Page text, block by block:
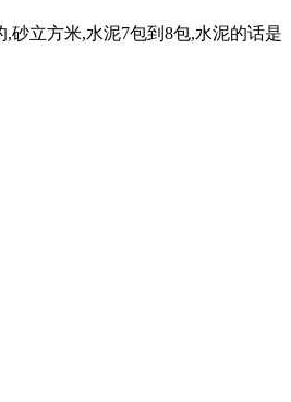
砂立方米,水泥7包到8包,水泥的话是